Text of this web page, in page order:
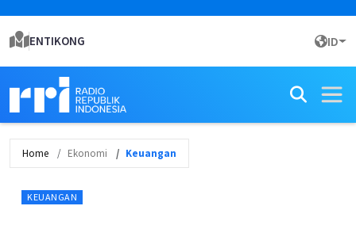
ENTIKONG ID
Home Ekonomi Keuangan
KEUANGAN